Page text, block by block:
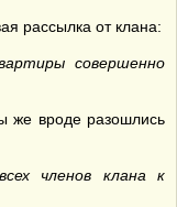
рассылка от клана:
совершенно
же вроде разошлись
членов клана к